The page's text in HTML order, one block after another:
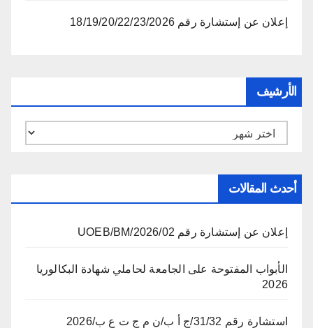
إعلان عن إستشارة رقم 18/19/20/22/23/2026
الأرشيف
الأرشيف
أحدث المقالات
إعلان عن إستشارة رقم 02/UOEB/BM/2026
الأبواب المفتوحة على الجامعة لحاملي شهادة البكالوريا
2026
استشارة رقم 31/32/ج أ ب/ن م ج ت ع ب/2026